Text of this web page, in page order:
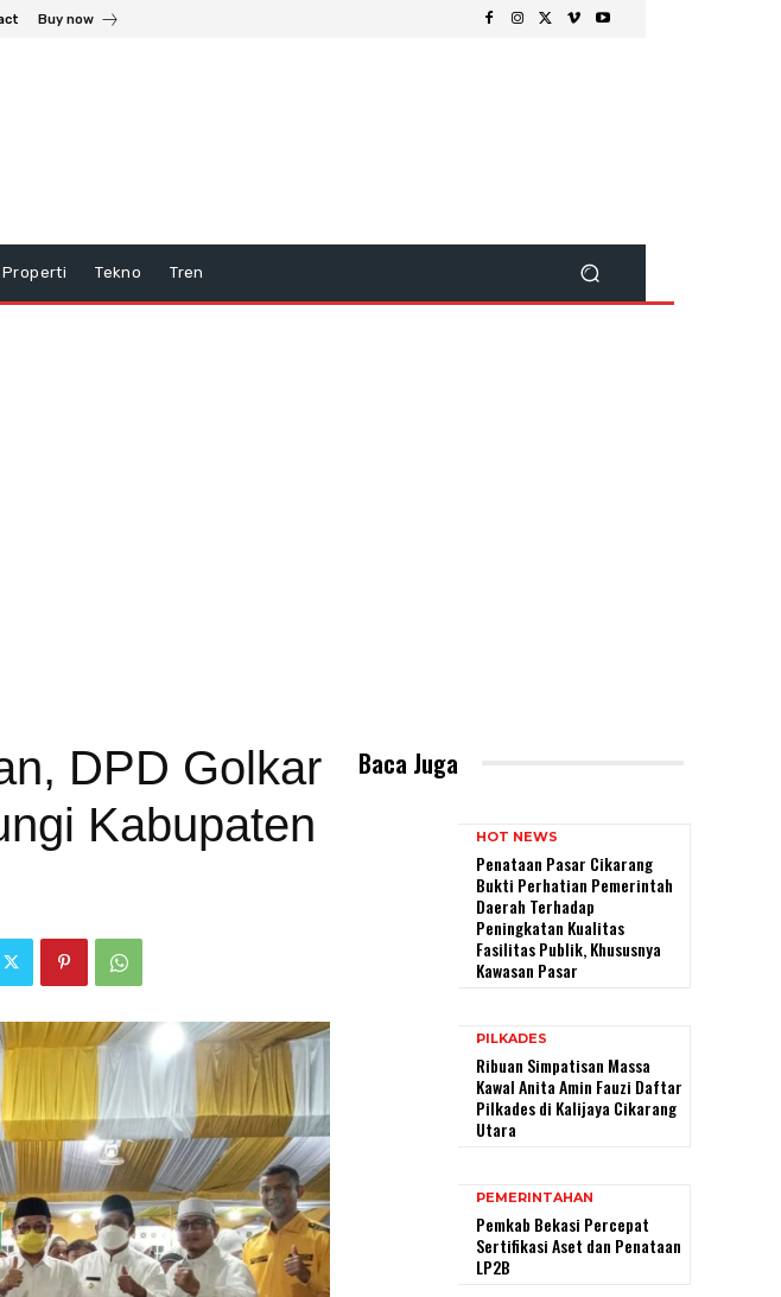
Buy now
Properti Tekno Tren
DPD Golkar
Kabupaten
Baca Juga
HOT NEWS
Penataan Pasar Cikarang
Bukti Perhatian Pemerintah
Daerah Terhadap
Peningkatan Kualitas
Fasilitas Publik, Khususnya
Kawasan Pasar
PILKADES
Ribuan Simpatisan Massa
Kawal Anita Amin Fauzi Daftar
Pilkades di Kalijaya Cikarang
Utara
PEMERINTAHAN
Pemkab Bekasi Percepat
Sertifikasi Aset dan Penataan
LP2B